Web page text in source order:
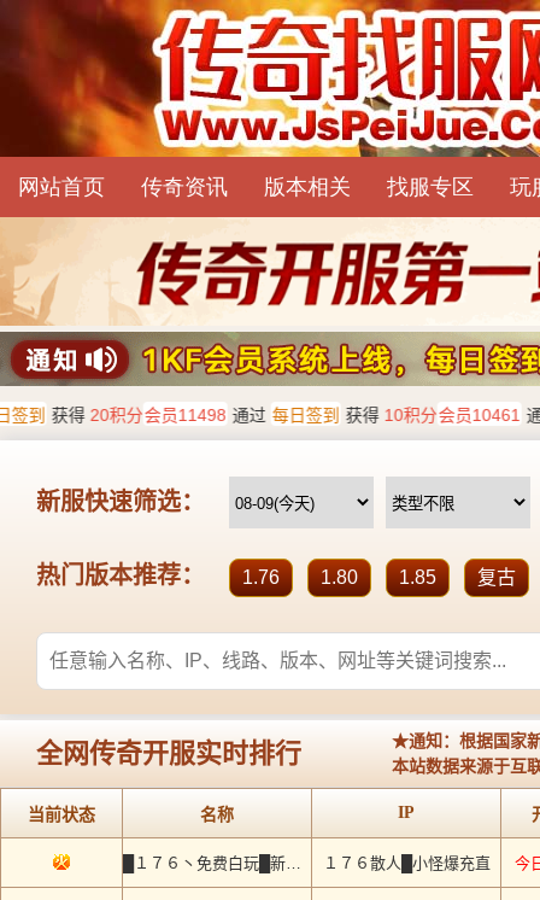
网站首页 传奇资讯 版本相关 找服专区 玩